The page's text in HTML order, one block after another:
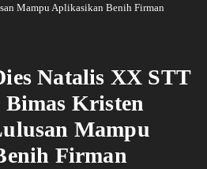
Mampu Aplikasikan Benih Firman
Natalis XX STT
Kristen
Mampu
Firman